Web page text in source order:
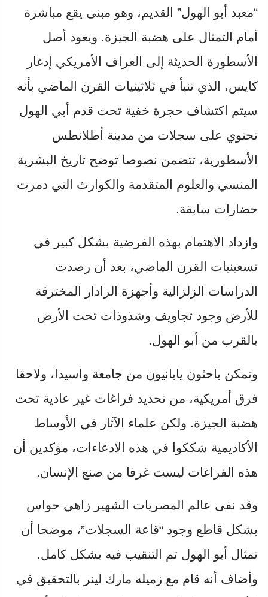
“معبد أبو الهول” القديم، وهو مبنى يقع مباشرة
أمام التمثال على هضبة الجيزة. ويعود أصل
الأسطورة الحديثة إلى العراف الأمريكي إدغار
كايس، الذي تنبأ في ثلاثينيات القرن الماضي بأنه
سيتم اكتشاف حجرة خفية تحت قدم أبي الهول
تحتوي على سجلات من مدينة أطلانطس
الأسطورية، تتضمن نصوصا توضح تاريخ البشرية
المنسي والعلوم المتقدمة والكوارث التي دمرت
حضارات سابقة.
وازداد الاهتمام بهذه الفرضية بشكل كبير في
تسعينيات القرن الماضي، بعد أن رصدت
الدراسات الزلزالية وأجهزة الرادار المخترقة
للأرض وجود تجاويف وشذوذات تحت الأرض
بالقرب من أبو الهول.
وتمكن باحثون يابانيون من جامعة واسيدا، ولاحقا
فرق أمريكية، من تحديد فراغات غير عادية تحت
هضبة الجيزة. ولكن علماء الآثار في الأوساط
الأكاديمية شككوا في هذه الادعاءات، مؤكدين أن
هذه الفراغات ليست غرفا من صنع الإنسان.
وقد نفى عالم المصريات الشهير زاهي حواس
بشكل قاطع وجود “قاعة السجلات”، موضحا أن
تمثال أبو الهول تم التنقيب فيه بشكل كامل.
وأضاف أنه قام مع زميله مارك لينر بالتحقيق في